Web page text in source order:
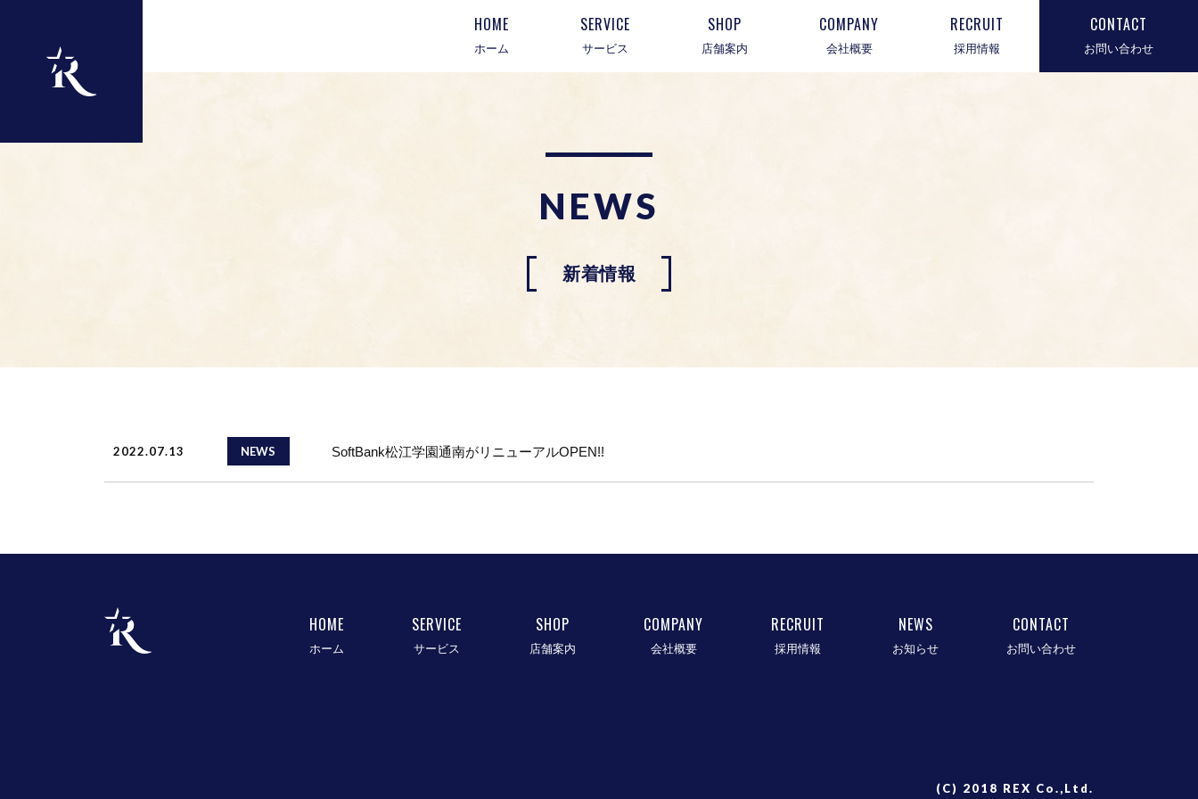
HOME
ホーム
SERVICE
サービス
SHOP
店舗案内
COMPANY
会社概要
RECRUIT
採用情報
CONTACT
お問い合わせ
NEWS
新着情報
2022.07.13 NEWS SoftBank松江学園通南がリニューアルOPEN!!
HOME
ホーム
SERVICE
サービス
SHOP
店舗案内
COMPANY
会社概要
RECRUIT
採用情報
NEWS
お知らせ
CONTACT
お問い合わせ
(C) 2018 REX Co.,Ltd.